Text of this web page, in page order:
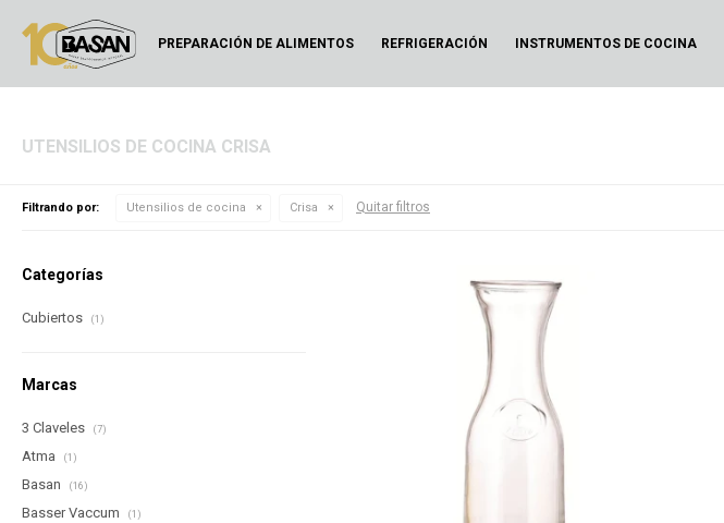
PREPARACIÓN DE ALIMENTOS REFRIGERACIÓN INSTRUMENTOS DE COCINA
UTENSILIOS DE COCINA CRISA
Filtrando por: Utensilios de cocina Crisa Quitar filtros
Categorías
Cubiertos (1)
Marcas
3 Claveles (7)
Atma (1)
Basan (16)
Basser Vaccum (1)